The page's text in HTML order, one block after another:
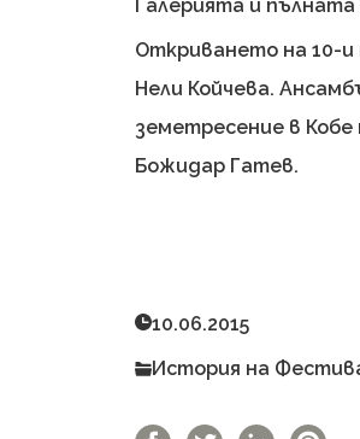
Галерията и
Откриването на 10-и
Нели Койчева.
земетресение в
Божидар Гатев.
10.06.2015
История на